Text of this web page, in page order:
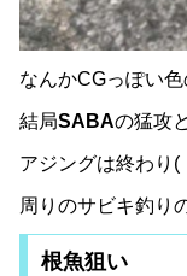
なんかCGっぽい色
結局SABAの猛攻
アジングは終わ
周りのサビキ釣り
根魚狙い